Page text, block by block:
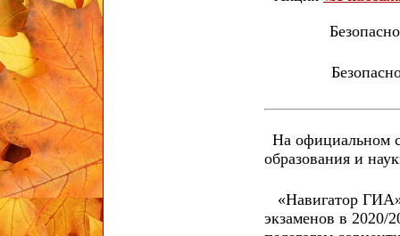
На официальном
образования и
«Навигатор
экзаменов в 2020/